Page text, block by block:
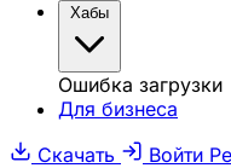
Хабы
Ошибка загрузки
Для бизнеса
Скачать
Войти